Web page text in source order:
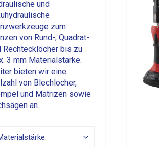
und
zum
von Rund-, Quadrat-
Rechtecklöcher bis zu
3 mm Materialstärke.
bieten wir eine
von Blechlocher,
und Matrizen sowie
an.